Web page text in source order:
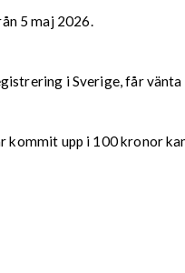
5 maj 2026.
i Sverige, får vänta
kommit upp i 100 kronor